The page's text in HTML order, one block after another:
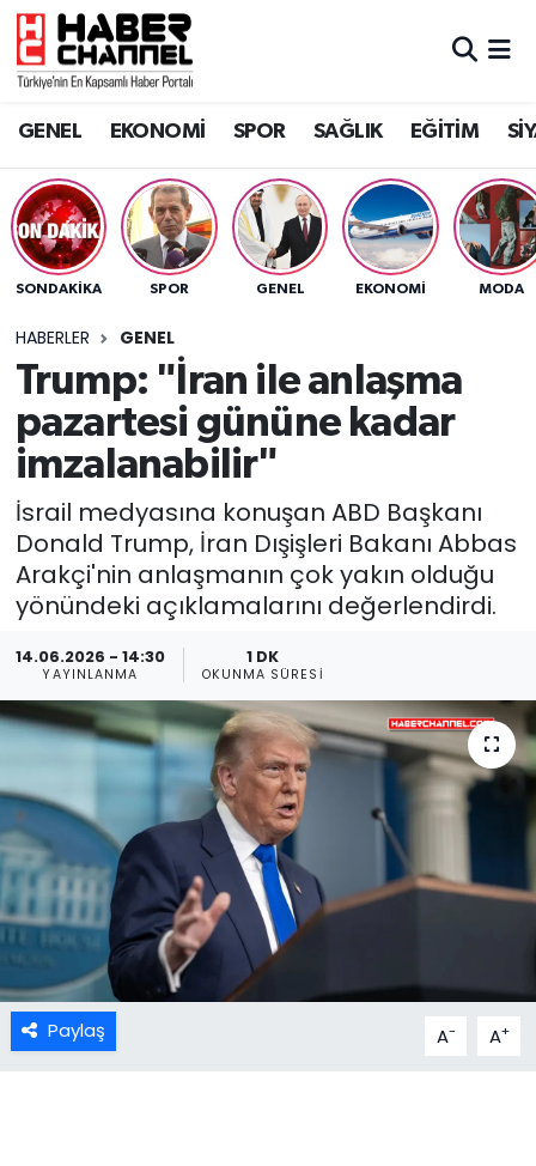
GENEL EKONOMİ SPOR SAĞLIK EĞİTİM
SONDAKIKA SPOR GENEL EKONOMİ MODA
HABERLER GENEL
Trump: "İran ile anlaşma
pazartesi gününe kadar
imzalanabilir"
İsrail medyasına konuşan ABD Başkanı
Donald Trump, İran Dışişleri Bakanı Abbas
Arakçi'nin anlaşmanın çok yakın olduğu
yönündeki açıklamalarını değerlendirdi.
14.06.2026 - 14:30
YAYINLANMA
1 DK
OKUNMA SÜRESI
Paylaş A- A+
GENEL
SPOR
SAĞLIK
EĞİTİM
SİYASET
MAGAZİN
Nöbetçi Eczaneler
Trafik Durumu
Süper Lig Puan Durumu ve Fikstür
Tüm Manşetler
Son Dakika Haberleri
Haber Arşivi